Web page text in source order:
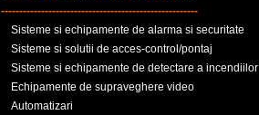
------------------------------------------------------
Sisteme si echipamente de alarma si securitate
Sisteme si solutii de acces-control/pontaj
Sisteme si echipamente de detectare a incendiilor
Echipamente de supraveghere video
Automatizari